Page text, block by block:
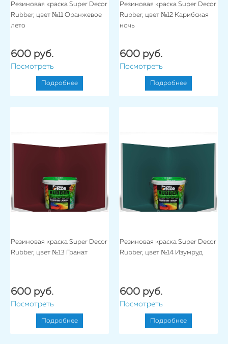
Резиновая краска Super Decor
Rubber, цвет №11 Оранжевое
лето
600 руб.
Посмотреть
Подробнее
Резиновая краска Super Decor
Rubber, цвет №12 Карибская
ночь
600 руб.
Посмотреть
Подробнее
Резиновая краска Super Decor
Rubber, цвет №13 Гранат
600 руб.
Посмотреть
Подробнее
Резиновая краска Super Decor
Rubber, цвет №14 Изумруд
600 руб.
Посмотреть
Подробнее